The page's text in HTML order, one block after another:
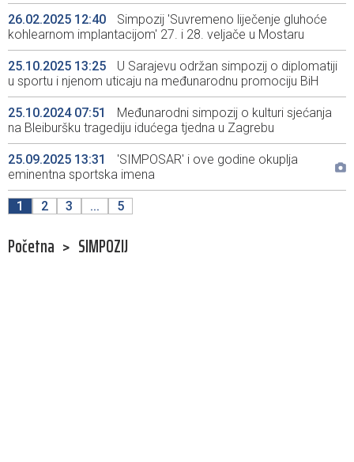
26.02.2025 12:40
Simpozij 'Suvremeno liječenje gluhoće
kohlearnom implantacijom' 27. i 28. veljače u Mostaru
25.10.2025 13:25
U Sarajevu održan simpozij o diplomatiji
u sportu i njenom uticaju na međunarodnu promociju BiH
25.10.2024 07:51
Međunarodni simpozij o kulturi sjećanja
na Bleiburšku tragediju idućega tjedna u Zagrebu
25.09.2025 13:31
'SIMPOSAR' i ove godine okuplja
eminentna sportska imena
1 2 3 ... 5
Početna > SIMPOZIJ